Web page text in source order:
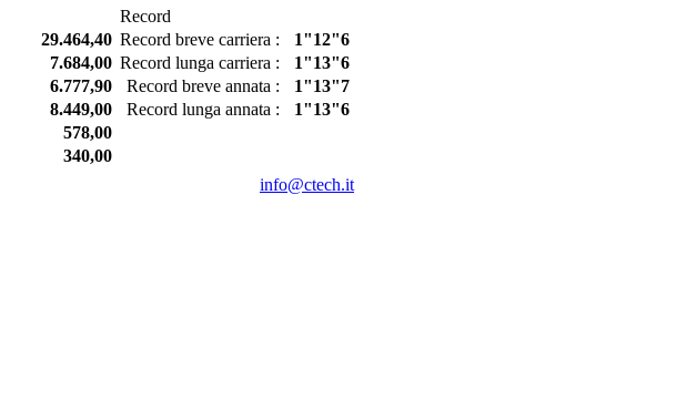
29.464,40
7.684,00
6.777,90
8.449,00
578,00
340,00
Record
Record breve carriera :
1"12"6
Record lunga carriera :
1"13"6
Record breve annata :
1"13"7
Record lunga annata :
1"13"6
info@ctech.it